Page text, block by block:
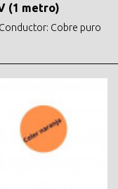
(1 metro)
Cobre puro